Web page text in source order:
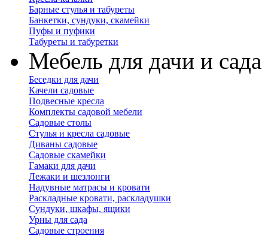
Барные стулья и табуреты
Банкетки, сундуки, скамейки
Пуфы и пуфики
Табуреты и табуретки
Мебель для дачи и сада
Беседки для дачи
Качели садовые
Подвесные кресла
Комплекты садовой мебели
Садовые столы
Стулья и кресла садовые
Диваны садовые
Садовые скамейки
Гамаки для дачи
Лежаки и шезлонги
Надувные матрасы и кровати
Раскладные кровати, раскладушки
Сундуки, шкафы, ящики
Урны для сада
Садовые строения